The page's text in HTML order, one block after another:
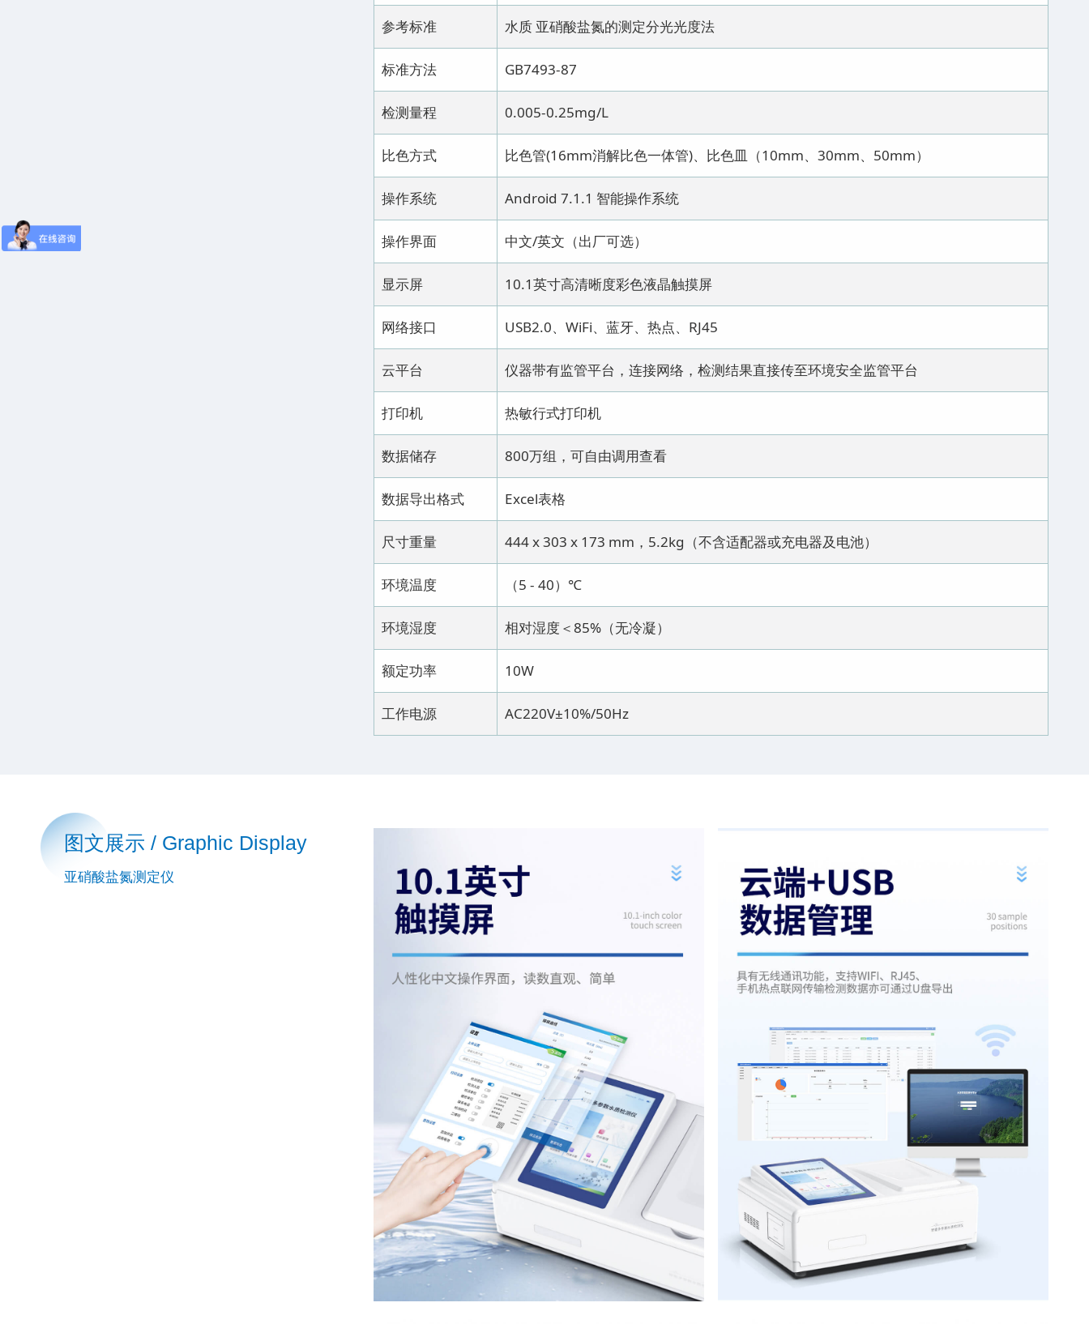
参考标准 水质 亚硝酸盐氮的测定分光光度法
标准方法 GB7493-87
检测量程 0.005-0.25mg/L
比色方式 比色管(16mm消解比色一体管)、比色皿（10mm、30mm、50mm）
操作系统 Android 7.1.1 智能操作系统
操作界面 中文/英文（出厂可选）
显示屏 10.1英寸高清晰度彩色液晶触摸屏
网络接口 USB2.0、WiFi、蓝牙、热点、RJ45
云平台 仪器带有监管平台，连接网络，检测结果直接传至环境安全监管平台
打印机 热敏行式打印机
数据储存 800万组，可自由调用查看
数据导出格式 Excel表格
尺寸重量 444 x 303 x 173 mm，5.2kg（不含适配器或充电器及电池）
环境温度 （5 - 40）℃
环境湿度 相对湿度＜85%（无冷凝）
额定功率 10W
工作电源 AC220V±10%/50Hz
图文展示 / Graphic Display
亚硝酸盐氮测定仪